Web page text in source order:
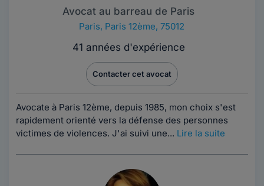
Avocat au barreau de Paris
Paris, Paris 12ème, 75012
41 années d'expérience
Contacter cet avocat
Avocate à Paris 12ème, depuis 1985, mon choix s'est
rapidement orienté vers la défense des personnes
victimes de violences. J'ai suivi une... Lire la suite